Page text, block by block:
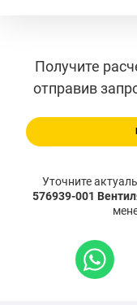
Получите
отправив
Уточните
576939-001